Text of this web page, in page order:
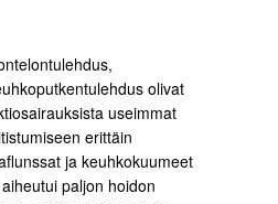
olivat
useimmat
erittäin
ja keuhkokuumeet
paljon hoidon